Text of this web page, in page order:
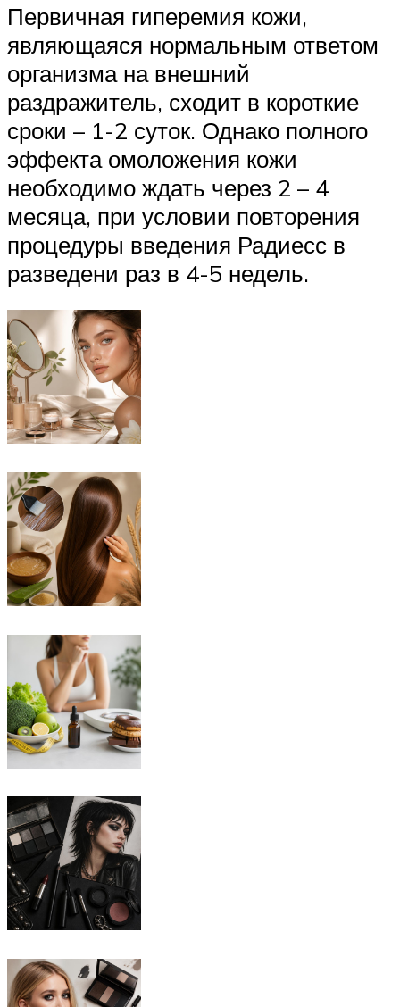
Первичная гиперемия кожи,
являющаяся нормальным ответом
организма на внешний
раздражитель, сходит в короткие
сроки – 1-2 суток. Однако полного
эффекта омоложения кожи
необходимо ждать через 2 – 4
месяца, при условии повторения
процедуры введения Радиесс в
разведени раз в 4-5 недель.